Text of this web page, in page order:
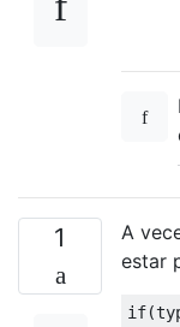
1
A
estar
if(